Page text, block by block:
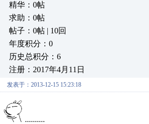
精华：0帖
求助：0帖
帖子：0帖 | 10回
年度积分：0
历史总积分：6
注册：2017年4月11日
发表于：2013-12-15 15:23:18
..........